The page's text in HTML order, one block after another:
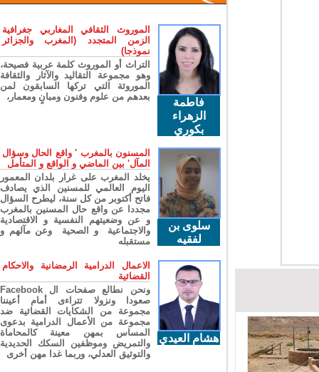
فاطمة
الزهراء
بكوري
الموروث الثقافي المغاربي جغرافية
الزمن المتجدد (المغرب والجزائر
نموذجا)
التراث أو الموروث كلمة عربية فصيحة،
وهو مجموعة التقاليد والآثار والثقافة
الموروثة التي تركها السابقون لمن
بعدهم من علوم وفنون ومبانٍ ومعمار،
سلوى بن
لفقيه
المسنون بالمغرب ' واقع الحال وسؤال
المآل' بين الماضي و الواقع و المتأمل
يخلد المغرب على غرار بلدان المعمور
اليوم العالمي للمسنين الذي يصادف
فاتح أكتوبر من كل سنة، ليطرح السؤال
مجددا عن واقع حال المسنين بالمغرب
و عن وضعيتهم النفسية و الاقتصادية
والاجتماعية و الصحية وعن مآلهم و
مستقبله
هشام العيدي
الاعمال الدرامية الرمضانية والاحكام
القضائية
ونحن نطالع صفحات ال Facebook
صعودا ونزولا تتراءى أمام أعيننا
مجموعة من الشكايات القضائية ضد
مجموعة من الأعمال الدرامية بدعوى
المساس بمهن معينة كالمحاماة
والتمريض وموظفين السكك الحديدية
والتوثيق العدلي، وربما غدا مهن أخرى